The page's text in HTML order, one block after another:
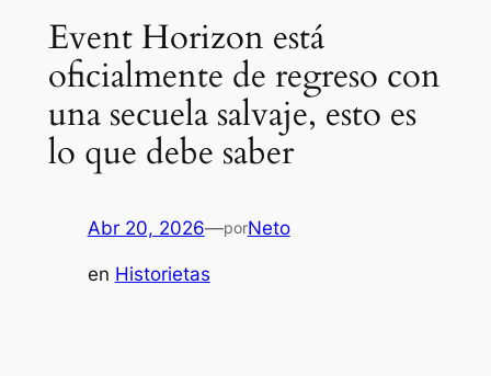
Event Horizon está
oficialmente de regreso con
una secuela salvaje, esto es
lo que debe saber
Abr 20, 2026—porNeto
en Historietas